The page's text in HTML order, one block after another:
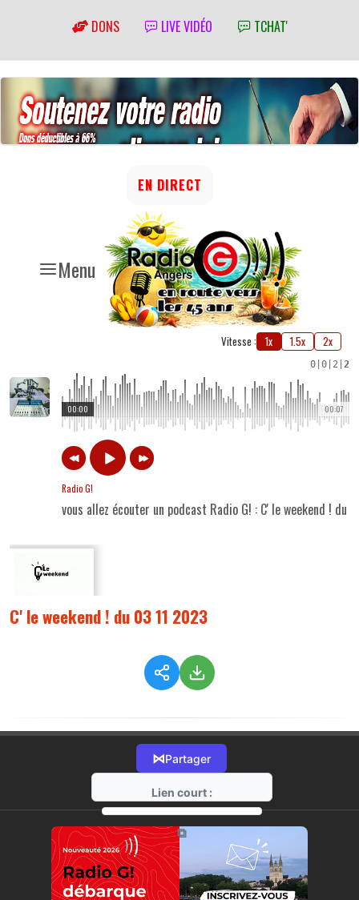
DONS LIVE VIDÉO TCHAT'
Menu
EN DIRECT
Vitesse : 1x 1.5x 2x
0 0 2 2
00:07
00:00
Radio G!
vous allez écouter un podcast Radio G! : C' le weekend ! du
C' le weekend ! du 03 11 2023
⋈Partager
Lien court :
https://radio-g.fr?12886
⧉